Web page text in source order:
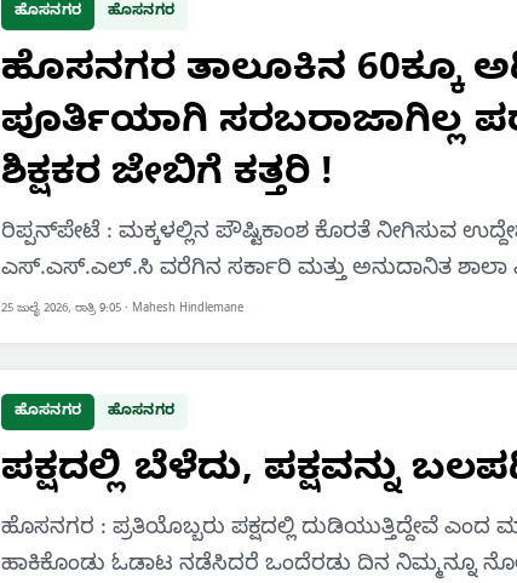
ಹೊಸನಗರ ಹೊಸನಗರ
ಹೊಸನಗರ ತಾಲೂಕಿನ 60ಕ್ಕೂ
ಪೂರ್ತಿಯಾಗಿ ಸರಬರಾಜಾಗಿಲ್ಲ
ಶಿಕ್ಷಕರ ಜೇಬಿಗೆ ಕತ್ತರಿ !
ರಿಪ್ಪನ್‌ಪೇಟೆ : ಮಕ್ಕಳಲ್ಲಿನ ಪೌಷ್ಟಿಕಾಂಶ ಕೊರತೆ ನೀಗಿಸುವ
ಎಸ್.ಎಸ್.ಎಲ್.ಸಿ ವರೆಗಿನ ಸರ್ಕಾರಿ ಮತ್ತು ಅನುದಾನಿತ ಶಾಲಾ
25 ಜುಲೈ 2026, ರಾತ್ರಿ 9:05 · Mahesh Hindlemane
ಹೊಸನಗರ ಹೊಸನಗರ
ಪಕ್ಷದಲ್ಲಿ ಬೆಳೆದು, ಪಕ್ಷವನ್ನು
ಹೊಸನಗರ : ಪ್ರತಿಯೊಬ್ಬರು ಪಕ್ಷದಲ್ಲಿ ದುಡಿಯುತ್ತಿದ್ದೇವೆ
ಹಾಕಿಕೊಂಡು ಓಡಾಟ ನಡೆಸಿದರೆ ಒಂದೆರಡು ದಿನ ನಿಮ್ಮನ್ನೂ